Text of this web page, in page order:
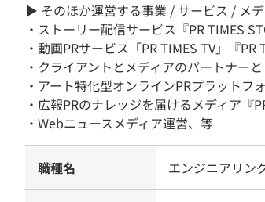
▶ そのほか運営する事業 / サービス / メ
・ストーリー配信サービス『PR TIMES
・動画PRサービス「PR TIMES TV」『PR
・クライアントとメディアのパートナー
・アート特化型オンラインPRプラットフ
・広報PRのナレッジを届けるメディア『
・Webニュースメディア運営、等
職種名 エンジニアリン